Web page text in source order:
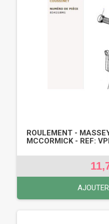
ROULEMENT -
MCCORMICK - REF: